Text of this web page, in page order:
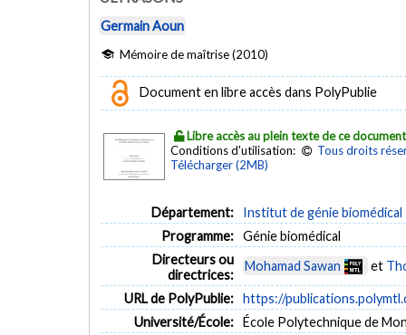
Germain Aoun
Mémoire de maîtrise (2010)
Document en libre accès dans PolyPublie
Libre accès au plein texte de ce document
Conditions d'utilisation:
Tous droits
Télécharger (2MB)
Département:
Institut de génie biomédical
Programme: Génie biomédical
Directeurs ou
directrices:
Mohamad Sawan et
URL de PolyPublie: https://
Université/École: École Polytechnique de